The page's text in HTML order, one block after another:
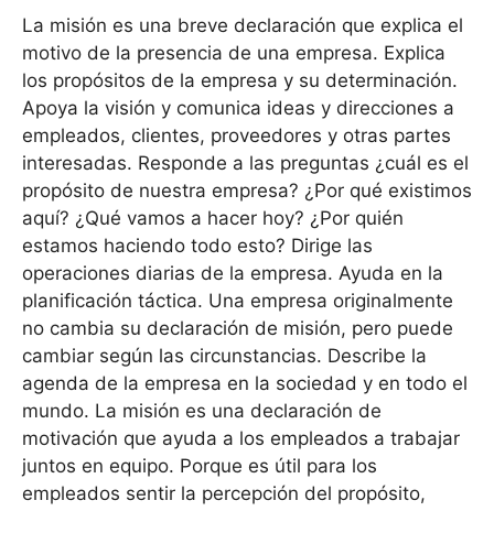
La misión es una breve declaración que explica el
motivo de la presencia de una empresa. Explica
los propósitos de la empresa y su determinación.
Apoya la visión y comunica ideas y direcciones a
empleados, clientes, proveedores y otras partes
interesadas. Responde a las preguntas ¿cuál es el
propósito de nuestra empresa? ¿Por qué existimos
aquí? ¿Qué vamos a hacer hoy? ¿Por quién
estamos haciendo todo esto? Dirige las
operaciones diarias de la empresa. Ayuda en la
planificación táctica. Una empresa originalmente
no cambia su declaración de misión, pero puede
cambiar según las circunstancias. Describe la
agenda de la empresa en la sociedad y en todo el
mundo. La misión es una declaración de
motivación que ayuda a los empleados a trabajar
juntos en equipo. Porque es útil para los
empleados sentir la percepción del propósito,